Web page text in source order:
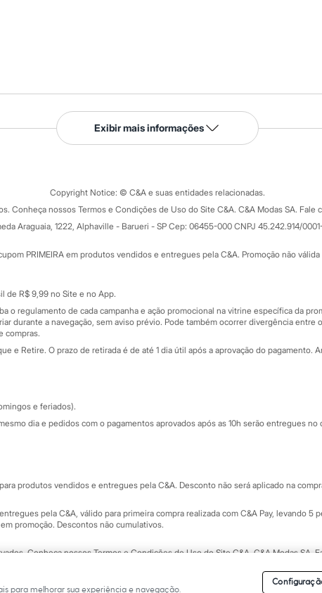
Serviços
Tipos de serviços
Formas de pagamento
Todas as vantagens
Minha C&A
Cupons de desconto
Exibir mais informações
Copyright Notice: © C&A e suas entidades relacionadas.
Conheça nossos Termos e Condições de Uso do Site C&A. C&A Modas SA. Fale
Araguaia, 1222, Alphaville - Barueri - SP Cep: 06455-000 CNPJ 45.242.914/
PRIMEIRA em produtos vendidos e entregues pela C&A. Promoção não
de R$ 9,99 no Site e no App.
o regulamento de cada campanha e ação promocional na vitrine específica da
durante a navegação, sem aviso prévio. Pode também ocorrer divergência
compras.
e Retire. O prazo de retirada é de até 1 dia útil após a aprovação do
e feriados).
dia e pedidos com o pagamentos aprovados após as 10h serão entregues
produtos vendidos e entregues pela C&A. Desconto não será aplicado na
pela C&A, válido para primeira compra realizada com C&A Pay, levando
promoção. Descontos não cumulativos.
Conheça nossos Termos e Condições de Uso do Site C&A. C&A Modas SA.
para melhorar sua experiência e navegação.